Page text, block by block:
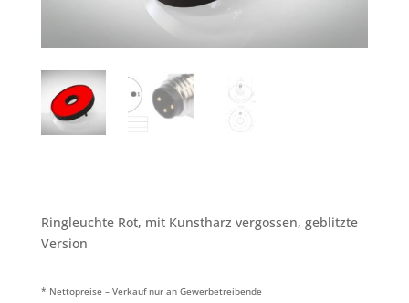
Ringleuchte Rot, mit Kunstharz vergossen, geblitzte
Version
* Nettopreise – Verkauf nur an Gewerbetreibende